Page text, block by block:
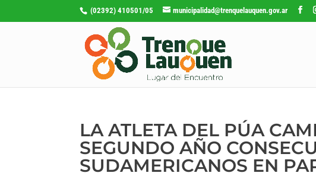
(02392) 410501/05 municipalidad@trenquelauquen.gov.ar
LA ATLETA DEL PÚA
SEGUNDO AÑO
SUDAMERICANOS EN